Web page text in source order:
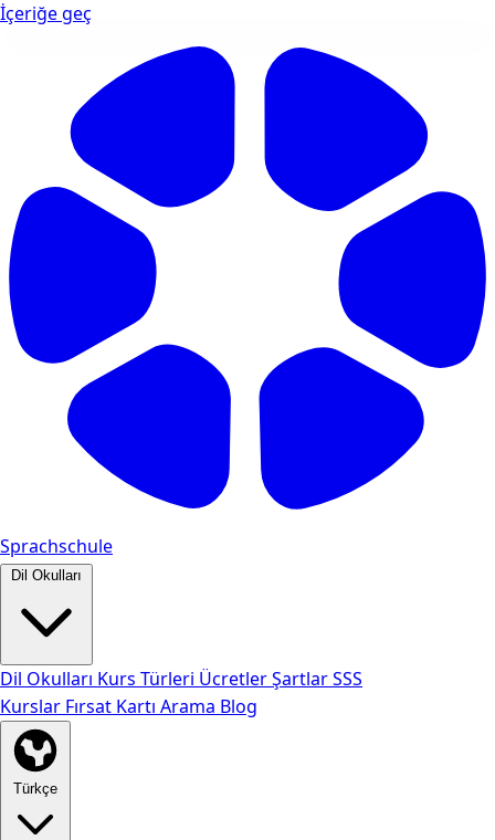
İçeriğe geç
Sprachschule
Dil Okulları
Dil Okulları Kurs Türleri ÜcretlerŞartlarSSS
Kurslar Fırsat Kartı Arama Blog
Türkçe